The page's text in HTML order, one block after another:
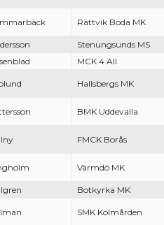
Rättvik Boda MK
Stenungsunds MS
MCK 4 All
Hallsbergs MK
BMK Uddevalla
FMCK Borås
Värmdö MK
Botkyrka MK
SMK Kolmården